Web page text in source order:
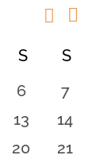
Suche
Suche
Monat
SSAMSTAG
S
0
6
0
7
0
13
0
14
0
20
0
21